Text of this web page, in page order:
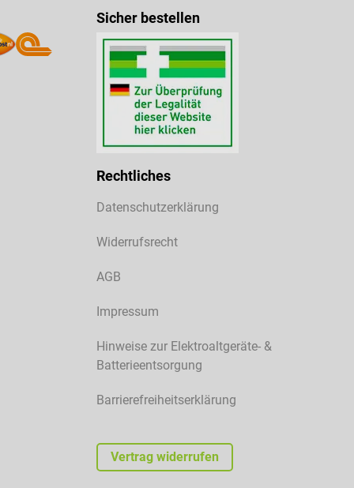
Sicher bestellen
Rechtliches
Datenschutzerklärung
Widerrufsrecht
AGB
Impressum
Hinweise zur Elektroaltgeräte- &
Batterieentsorgung
Barrierefreiheitserklärung
Vertrag widerrufen